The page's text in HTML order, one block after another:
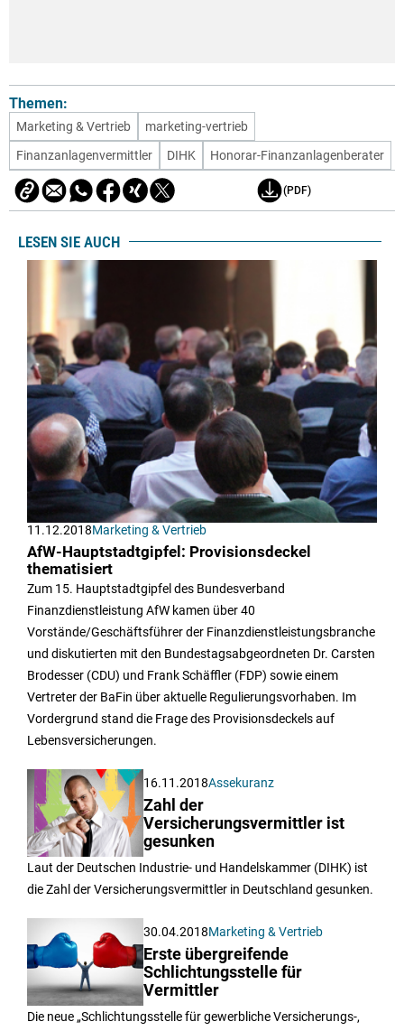
Themen:
Marketing & Vertrieb
marketing-vertrieb
Finanzanlagenvermittler
DIHK Honorar-Finanzanlagenberater
(PDF)
LESEN SIE AUCH
11.12.2018Marketing & Vertrieb
AfW-Hauptstadtgipfel: Provisionsdeckel
thematisiert
Zum 15. Hauptstadtgipfel des Bundesverband
Finanzdienstleistung AfW kamen über 40
Vorstände/Geschäftsführer der Finanzdienstleistungsbranche
und diskutierten mit den Bundestagsabgeordneten Dr. Carsten
Brodesser (CDU) und Frank Schäffler (FDP) sowie einem
Vertreter der BaFin über aktuelle Regulierungsvorhaben. Im
Vordergrund stand die Frage des Provisionsdeckels auf
Lebensversicherungen.
16.11.2018Assekuranz
Zahl der
Versicherungsvermittler ist
gesunken
Laut der Deutschen Industrie- und Handelskammer (DIHK) ist
die Zahl der Versicherungsvermittler in Deutschland gesunken.
30.04.2018Marketing & Vertrieb
Erste übergreifende
Schlichtungsstelle für
Vermittler
Die neue „Schlichtungsstelle für gewerbliche Versicherungs-,